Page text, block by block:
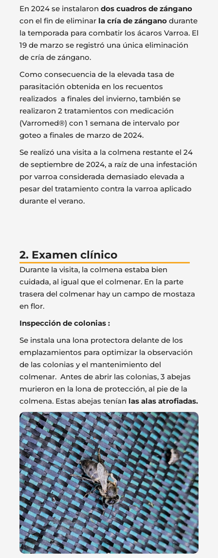
En 2024 se instalaron dos cuadros de zángano
con el fin de eliminar la cría de zángano durante
la temporada para combatir los ácaros Varroa. El
19 de marzo se registró una única eliminación
de cría de zángano.
Como consecuencia de la elevada tasa de
parasitación obtenida en los recuentos
realizados a finales del invierno, también se
realizaron 2 tratamientos con medicación
(Varromed®) con 1 semana de intervalo por
goteo a finales de marzo de 2024.
Se realizó una visita a la colmena restante el 24
de septiembre de 2024, a raíz de una infestación
por varroa considerada demasiado elevada a
pesar del tratamiento contra la varroa aplicado
durante el verano.
2. Examen clínico
Durante la visita, la colmena estaba bien
cuidada, al igual que el colmenar. En la parte
trasera del colmenar hay un campo de mostaza
en flor.
Inspección de colonias :
Se instala una lona protectora delante de los
emplazamientos para optimizar la observación
de las colonias y el mantenimiento del
colmenar. Antes de abrir las colonias, 3 abejas
murieron en la lona de protección, al pie de la
colmena. Estas abejas tenían las alas atrofiadas.